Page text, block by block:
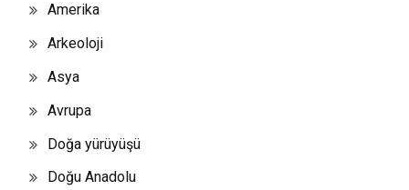
Amerika
Arkeoloji
Asya
Avrupa
Doğa yürüyüşü
Doğu Anadolu